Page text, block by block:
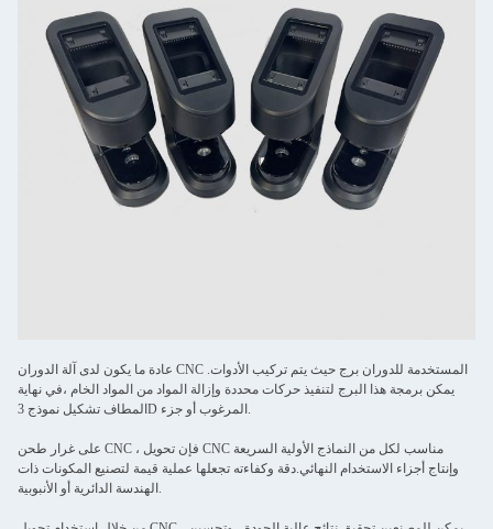
عادة ما يكون لدى آلة الدوران CNC المستخدمة للدوران برج حيث يتم تركيب الأدوات.
يمكن برمجة هذا البرج لتنفيذ حركات محددة وإزالة المواد من المواد الخام ،في نهاية
المطاف تشكيل نموذج 3D المرغوب أو جزء.
على غرار طحن CNC ، فإن تحويل CNC مناسب لكل من النماذج الأولية السريعة
وإنتاج أجزاء الاستخدام النهائي.دقة وكفاءته تجعلها عملية قيمة لتصنيع المكونات ذات
الهندسة الدائرية أو الأنبوبية.